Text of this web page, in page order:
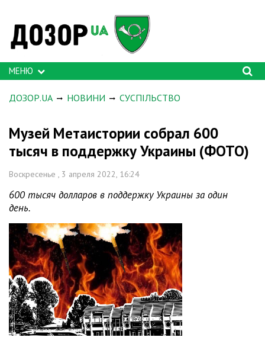
МЕНЮ
ДОЗОР.UA НОВИНИ СУСПІЛЬСТВО
Музей Метаистории собрал 600
тысяч в поддержку Украины (ФОТО)
Воскресенье , 3 апреля 2022, 16:24
600 тысяч долларов в поддержку Украины за один
день.